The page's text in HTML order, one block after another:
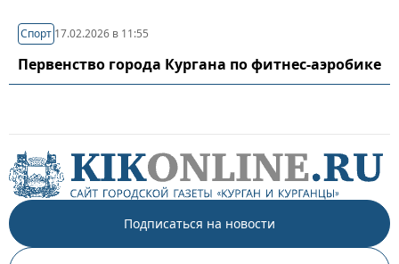
Спорт 17.02.2026 в 11:55
Первенство города Кургана по фитнес-аэробике
Подписаться на новости